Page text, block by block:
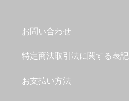
お問い合わせ
特定商法取引法に関する表記
お支払い方法